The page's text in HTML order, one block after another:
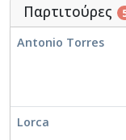
Παρτιτούρες
Antonio Torres
Lorca